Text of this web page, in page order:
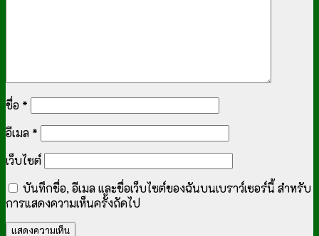
ชื่อ *
อีเมล *
เว็บไซต์
บันทึกชื่อ, อีเมล และชื่อเว็บไซต์ของฉันบนเบราว์เซอร์นี้ สำหรับ
การแสดงความเห็นครั้งถัดไป